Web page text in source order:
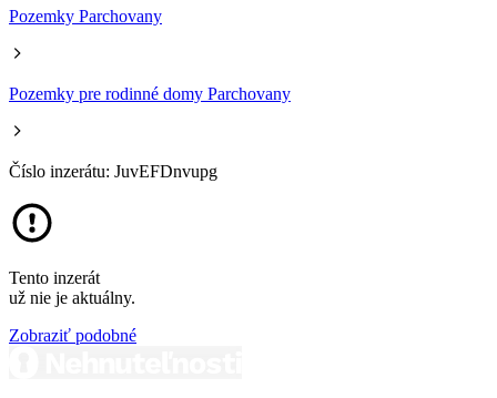
Pozemky Parchovany
Pozemky pre rodinné domy Parchovany
Číslo inzerátu: JuvEFDnvupg
Tento inzerát
už nie je aktuálny.
Zobraziť podobné